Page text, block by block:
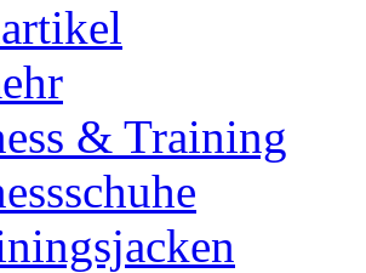
& Training